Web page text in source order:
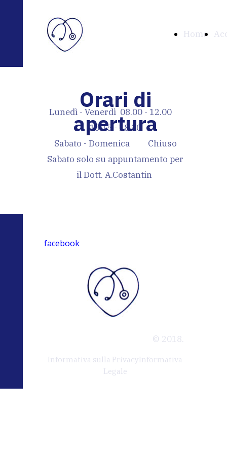
Home
facebook
© 2018.
Informativa sulla PrivacyInformativa
Legale
Orari di
apertura
Lunedì - Venerdì 08.00 - 12.00
15.15 - 18.30
Sabato - Domenica Chiuso
Sabato solo su appuntamento per
il Dott. A.Costantin